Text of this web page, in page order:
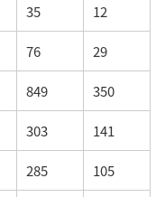
35 12
76 29
849 350
303 141
285 105